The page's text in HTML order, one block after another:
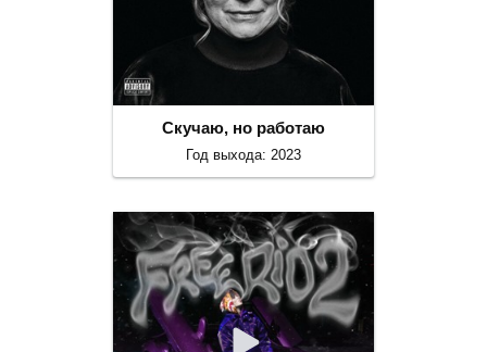
Скучаю, но работаю
Год выхода: 2023